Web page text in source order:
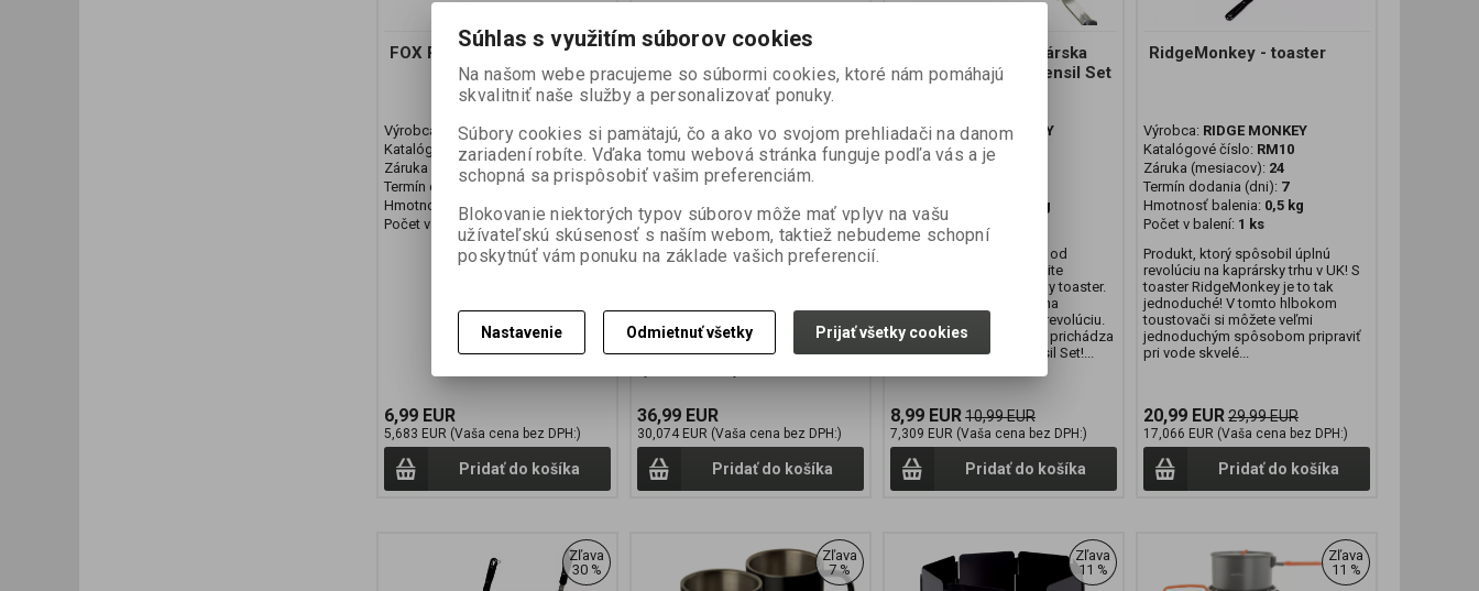
FOX PLATE
Výrobca:
FOX
Katalógové číslo: CLU395
Záruka (mesiacov):
24
Termín dodania (dni):7
Hmotnosť balenia:
0,1 kg
Počet v balení:1 ks
6,99 EUR
5,683 EUR (Vaša cena bez DPH:)
Pridať do košíka
KONVICA Square Kettle -
veľká 1,1l
Výrobca:RIDGE MONKEY
Katalógové číslo:RM03
Záruka (mesiacov):
Termín dodania (dni): 7
Hmotnosť balenia:
0,1 kg
Počet v balení: 1 ks
VARNÁ KONVICE RIDGEMONKEY
SQUARE KETTLE POPIS : Varná
myšlení a poskytuje nový pohled na
výrobek, který zůstal po staletí
účinně nezměněný. Efektivnější
36,99 EUR
30,074 EUR (Vaša cena bez DPH:)
Pridať do košíka
RidgeMonkey Kulinárska
sada pre toaster Utensil Set
Výrobca:RIDGE MONKEY
Katalógové číslo:
Záruka (mesiacov):
Hmotnosť balenia:
0,3 kg
Počet v balení:
Ďalšia skvelá vychytávka od
RidgeMonkey! Všetci určite
poznáte náš fenomenálny toaster.
Tento produkt spôsobil na
rybárskom trhu doslova revolúciu.
RidgeMonkey ide ďalej a prichádza
s sadou na varenie Utensil Set!...
8,99 EUR10,99 EUR
7,309 EUR (Vaša cena bez DPH:)
Pridať do košíka
RidgeMonkey - toaster
Výrobca: RIDGE MONKEY
Katalógové číslo: RM10
Záruka (mesiacov): 24
Termín dodania (dni): 7
Hmotnosť balenia: 0,5 kg
Počet v balení: 1 ks
Produkt, ktorý spôsobil úplnú
revolúciu na kaprársky trhu v UK! S
toaster RidgeMonkey je to tak
jednoduché! V tomto hlbokom
toustovači si môžete veľmi
jednoduchým spôsobom pripraviť
pri vode skvelé...
20,99 EUR29,99 EUR
17,066 EUR (Vaša cena bez DPH:)
Pridať do košíka
Zľava
30 %
Zľava
7 %
Zľava
11 %
Zľava
11 %
Súhlas s využitím súborov cookies
Na našom webe pracujeme so súbormi cookies, ktoré nám pomáhajú
skvalitniť naše služby a personalizovať ponuky.
Súbory cookies si pamätajú, čo a ako vo svojom prehliadači na danom
zariadení robíte. Vďaka tomu webová stránka funguje podľa vás a je
schopná sa prispôsobiť vašim preferenciám.
Blokovanie niektorých typov súborov môže mať vplyv na vašu
užívateľskú skúsenosť s naším webom, taktiež nebudeme schopní
poskytnúť vám ponuku na základe vašich preferencií.
Nastavenie Odmietnuť všetky Prijať všetky cookies